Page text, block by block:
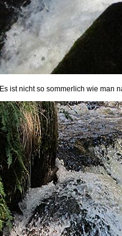
Es ist nicht so sommerlich wie man